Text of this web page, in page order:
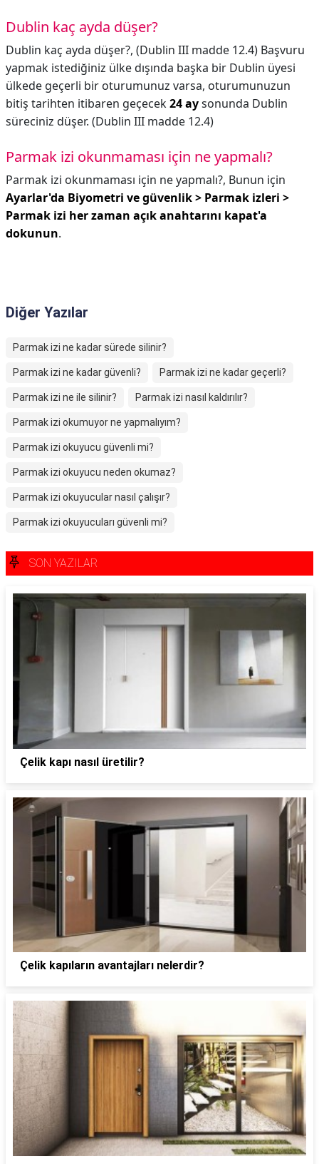
Dublin kaç ayda düşer?
Dublin kaç ayda düşer?, (Dublin III madde 12.4) Başvuru
yapmak istediğiniz ülke dışında başka bir Dublin üyesi
ülkede geçerli bir oturumunuz varsa, oturumunuzun
bitiş tarihten itibaren geçecek24 aysonunda Dublin
süreciniz düşer. (Dublin III madde 12.4)
Parmak izi okunmaması için ne yapmalı?
Parmak izi okunmaması için ne yapmalı?, Bunun için
Ayarlar'da Biyometri ve güvenlik > Parmak izleri >
Parmak izi her zaman açık anahtarını kapat'a
dokunun.
Diğer Yazılar
Parmak izi ne kadar sürede silinir?
Parmak izi ne kadar güvenli? Parmak izi ne kadar geçerli?
Parmak izi ne ile silinir? Parmak izi nasıl kaldırılır?
Parmak izi okumuyor ne yapmalıyım?
Parmak izi okuyucu güvenli mi?
Parmak izi okuyucu neden okumaz?
Parmak izi okuyucular nasıl çalışır?
Parmak izi okuyucuları güvenli mi?
SON YAZILAR
Çelik kapı nasıl üretilir?
Çelik kapıların avantajları nelerdir?